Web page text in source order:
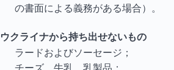
の書面による義務がある場合）。
ウクライナから持ち出せないもの
ラードおよびソーセージ；